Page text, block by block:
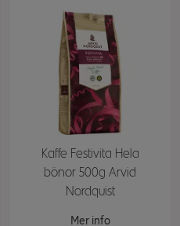
Kaffe Festivita Hela
bönor 500g Arvid
Nordquist
Mer info